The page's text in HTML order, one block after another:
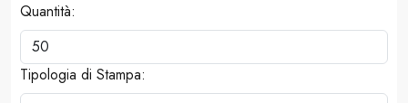
Quantità:
Tipologia di Stampa: